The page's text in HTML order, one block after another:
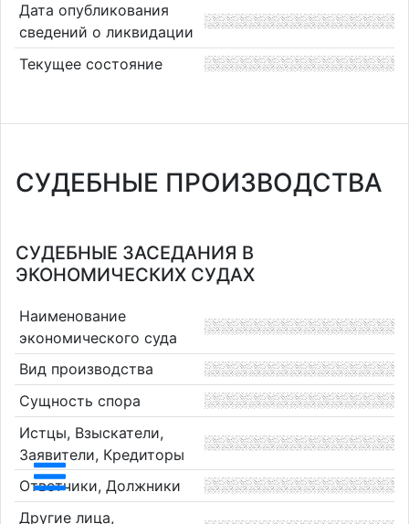
Дата опубликования
сведений о ликвидации
Текущее состояние
СУДЕБНЫЕ ПРОИЗВОДСТВА
СУДЕБНЫЕ ЗАСЕДАНИЯ В
ЭКОНОМИЧЕСКИХ СУДАХ
Наименование
экономического суда
Вид производства
Сущность спора
Истцы, Взыскатели,
Заявители, Кредиторы
Ответчики, Должники
Другие лица,